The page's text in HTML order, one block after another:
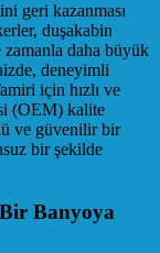
geri kazanması
duşakabin
zamanla daha büyük
deneyimli
için hızlı ve
(OEM) kalite
ve güvenilir bir
bir şekilde
Banyoya